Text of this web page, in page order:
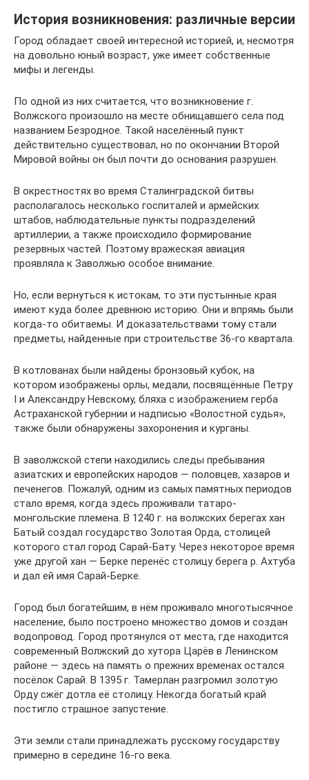
История возникновения: различные версии
Город обладает своей интересной историей, и, несмотря
на довольно юный возраст, уже имеет собственные
мифы и легенды.
По одной из них считается, что возникновение г.
Волжского произошло на месте обнищавшего села под
названием Безродное. Такой населённый пункт
действительно существовал, но по окончании Второй
Мировой войны он был почти до основания разрушен.
В окрестностях во время Сталинградской битвы
располагалось несколько госпиталей и армейских
штабов, наблюдательные пункты подразделений
артиллерии, а также происходило формирование
резервных частей. Поэтому вражеская авиация
проявляла к Заволжью особое внимание.
Но, если вернуться к истокам, то эти пустынные края
имеют куда более древнюю историю. Они и впрямь были
когда-то обитаемы. И доказательствами тому стали
предметы, найденные при строительстве 36-го квартала.
В котлованах были найдены бронзовый кубок, на
котором изображены орлы, медали, посвящённые Петру
I и Александру Невскому, бляха с изображением герба
Астраханской губернии и надписью «Волостной судья»,
также были обнаружены захоронения и курганы.
В заволжской степи находились следы пребывания
азиатских и европейских народов — половцев, хазаров и
печенегов. Пожалуй, одним из самых памятных периодов
стало время, когда здесь проживали татаро-
монгольские племена. В 1240 г. на волжских берегах хан
Батый создал государство Золотая Орда, столицей
которого стал город Сарай-Бату. Через некоторое время
уже другой хан — Берке перенёс столицу берега р. Ахтуба
и дал ей имя Сарай-Берке.
Город был богатейшим, в нём проживало многотысячное
население, было построено множество домов и создан
водопровод. Город протянулся от места, где находится
современный Волжский до хутора Царёв в Ленинском
районе — здесь на память о прежних временах остался
посёлок Сарай. В 1395 г. Тамерлан разгромил золотую
Орду сжёг дотла её столицу. Некогда богатый край
постигло страшное запустение.
Эти земли стали принадлежать русскому государству
примерно в середине 16-го века.